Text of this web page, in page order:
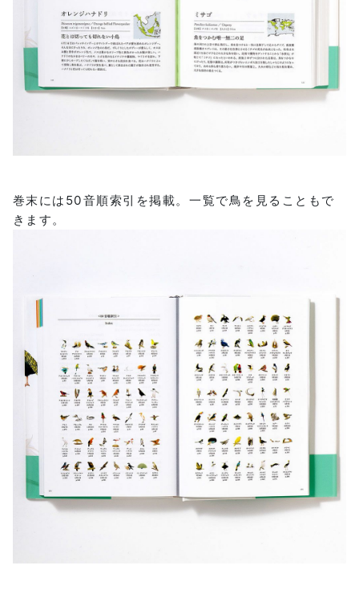
巻末には50音順索引を掲載。一覧で鳥を見ることもで
きます。